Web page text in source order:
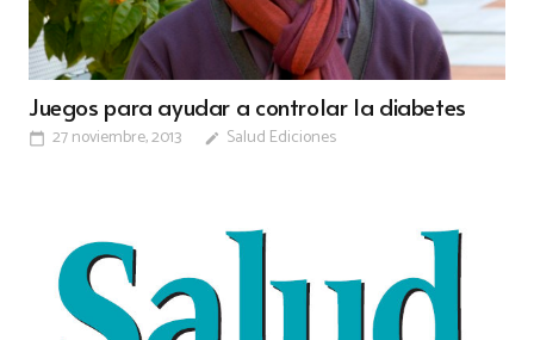
Juegos para ayudar a controlar la diabetes
calendar_today 27 noviembre, 2013 edit Salud Ediciones